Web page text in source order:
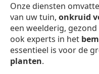
Onze diensten
van uw tuin, onkruid
een weelderig, gezond
ook experts in het
essentieel is voor de
planten.